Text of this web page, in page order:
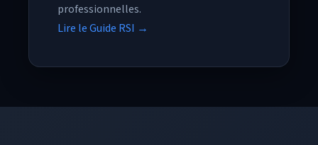
professionnelles.
Lire le Guide RSI →